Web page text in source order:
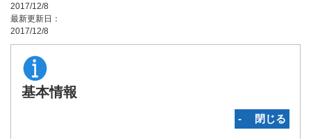
2017/12/8
最新更新日：
2017/12/8
基本情報
‐ 閉じる